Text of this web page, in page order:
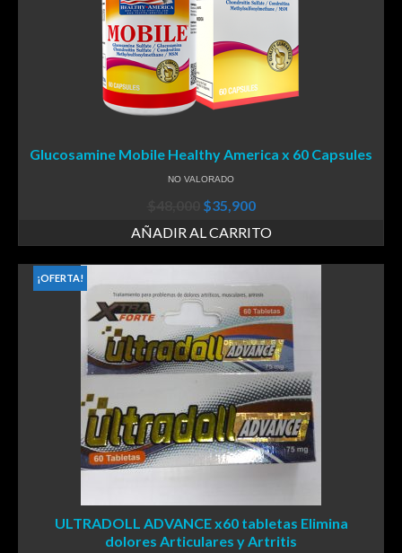
Glucosamine Mobile Healthy America x 60 Capsules
NO VALORADO
$35,900
AÑADIR AL CARRITO
¡OFERTA!
ULTRADOLL ADVANCE x60 tabletas Elimina
dolores Articulares y Artritis